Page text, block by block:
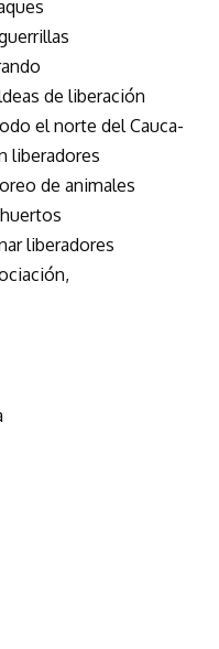
de liberación
el norte del Cauca-
liberadores
de animales
liberadores